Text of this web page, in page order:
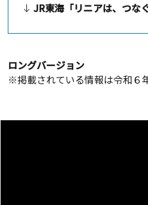
JR東海「リニアは、つな
ロングバージョン
※掲載されている情報は令和６